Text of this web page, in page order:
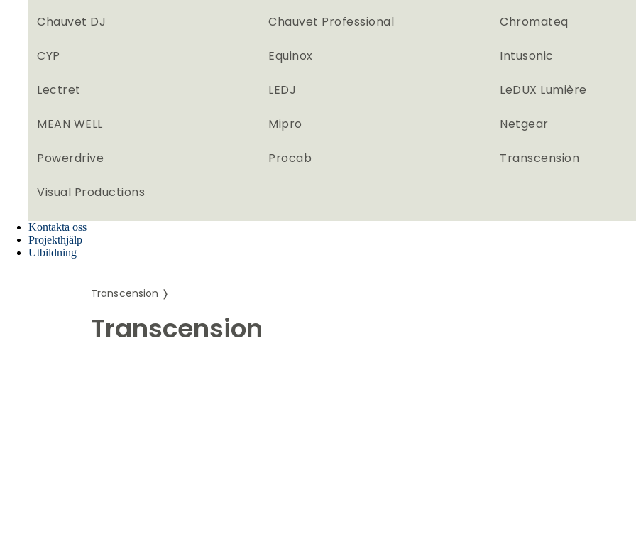
Chauvet DJ Chauvet Professional Chromateq
CYP Equinox Intusonic
Lectret LEDJ LeDUX Lumière
MEAN WELL Mipro Netgear
Powerdrive Procab Transcension
Visual Productions
Kontakta oss
Projekthjälp
Utbildning
Transcension ❭
Transcension